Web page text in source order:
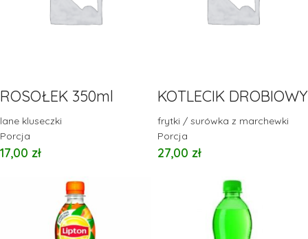
ROSOŁEK 350ml
lane kluseczki
Porcja
17,00 zł
KOTLECIK DROBIOWY
frytki / surówka z marchewki
Porcja
27,00 zł